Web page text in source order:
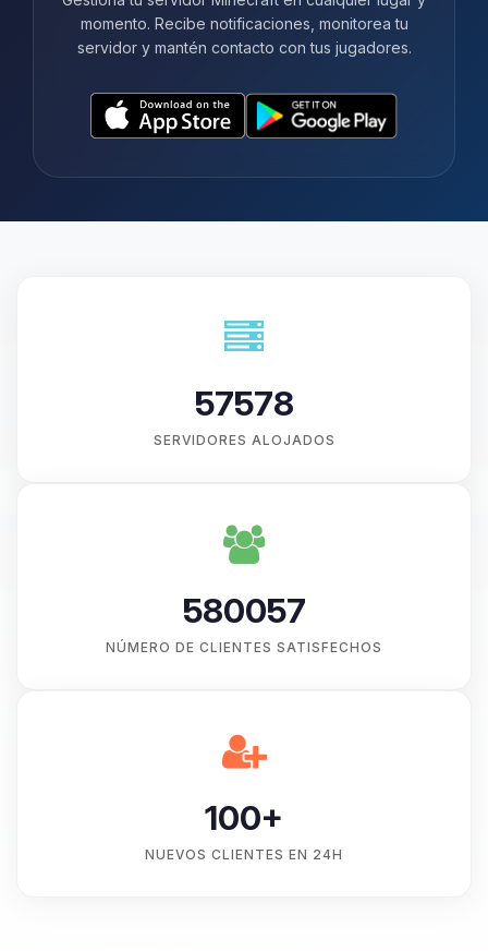
momento. Recibe notificaciones, monitorea tu
servidor y mantén contacto con tus jugadores.
57578
SERVIDORES ALOJADOS
580057
NÚMERO DE CLIENTES SATISFECHOS
100+
NUEVOS CLIENTES EN 24H